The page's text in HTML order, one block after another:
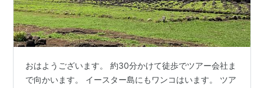
おはようございます。 約30分かけて徒歩でツアー会社ま
で向かいます。 イースター島にもワンコはいます。 ツア